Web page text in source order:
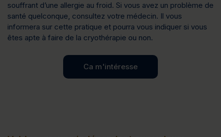
souffrant d’une allergie au froid. Si vous avez un problème de
santé quelconque, consultez votre médecin. Il vous
informera sur cette pratique et pourra vous indiquer si vous
êtes apte à faire de la cryothérapie ou non.
Ca m'intéresse